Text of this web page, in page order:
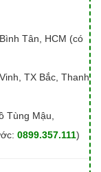
Tân, HCM (có
TX Bắc, Thanh
Tùng Mậu,
0899.357.111)